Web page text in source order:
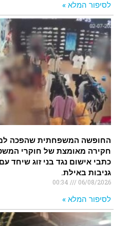
לסיפור המלא »
החופשה המשפחתית שהפכה
כתבי אישום נגד בני זוג שיחד
גניבות באילת.
06/08/2026
לסיפור המלא »